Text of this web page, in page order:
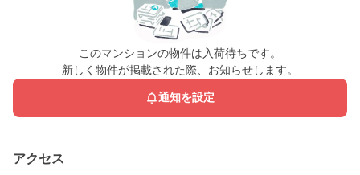
このマンションの物件は入荷待ちです。
新しく物件が掲載された際、お知らせします。
通知を設定
アクセス